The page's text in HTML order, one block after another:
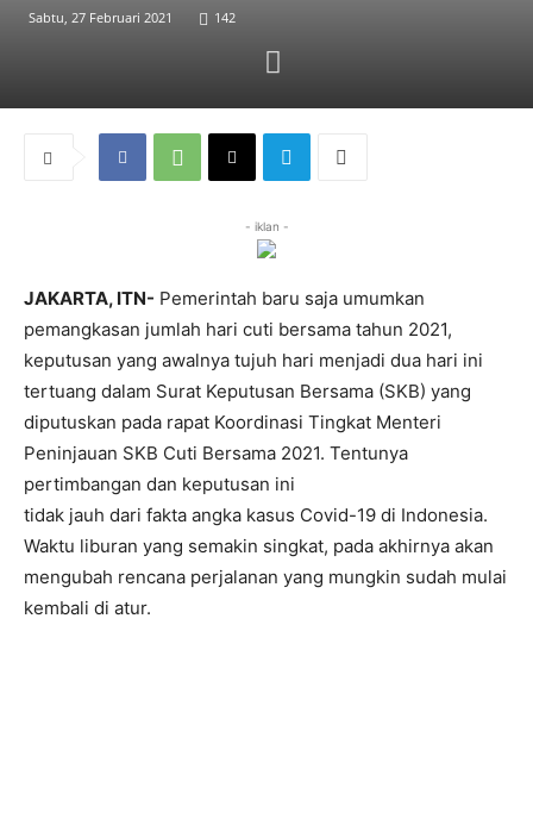
Sabtu, 27 Februari 2021 142
- iklan -
JAKARTA, ITN- Pemerintah baru saja umumkan
pemangkasan jumlah hari cuti bersama tahun 2021,
keputusan yang awalnya tujuh hari menjadi dua hari ini
tertuang dalam Surat Keputusan Bersama (SKB) yang
diputuskan pada rapat Koordinasi Tingkat Menteri
Peninjauan SKB Cuti Bersama 2021. Tentunya
pertimbangan dan keputusan ini
tidak jauh dari fakta angka kasus Covid-19 di Indonesia.
Waktu liburan yang semakin singkat, pada akhirnya akan
mengubah rencana perjalanan yang mungkin sudah mulai
kembali di atur.